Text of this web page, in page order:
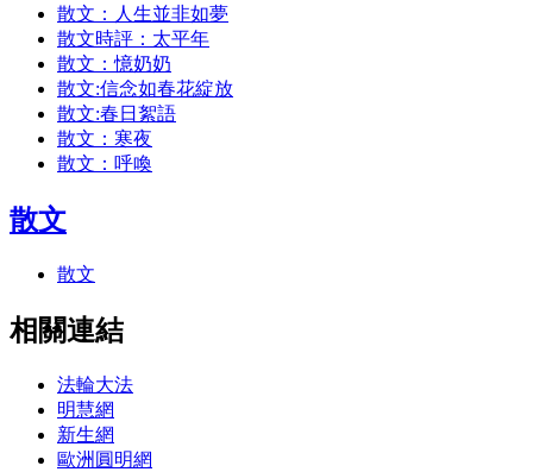
散文：人生並非如夢
散文時評：太平年
散文：憶奶奶
散文:信念如春花綻放
散文:春日絮語
散文：寒夜
散文：呼喚
散文
散文
相關連結
法輪大法
明慧網
新生網
歐洲圓明網